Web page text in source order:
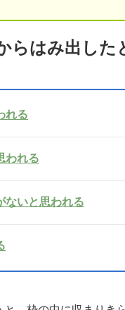
らはみ出した
れる
われる
ないと思われる